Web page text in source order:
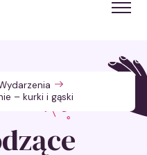
– kurki i gąski